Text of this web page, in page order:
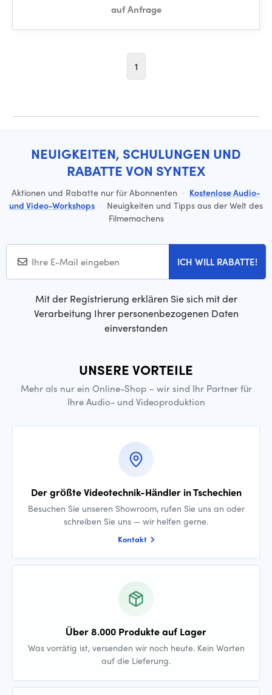
auf Anfrage
1
NEUIGKEITEN, SCHULUNGEN UND
RABATTE VON SYNTEX
Aktionen und Rabatte nur für Abonnenten · Kostenlose Audio-
und Video-Workshops · Neuigkeiten und Tipps aus der Welt des
Filmemachens
ICH WILL RABATTE!
Mit der Registrierung erklären Sie sich mit der
Verarbeitung Ihrer personenbezogenen Daten
einverstanden
UNSERE VORTEILE
Mehr als nur ein Online-Shop – wir sind Ihr Partner für
Ihre Audio- und Videoproduktion
Der größte Videotechnik-Händler in Tschechien
Besuchen Sie unseren Showroom, rufen Sie uns an oder
schreiben Sie uns — wir helfen gerne.
Kontakt
Über 8.000 Produkte auf Lager
Was vorrätig ist, versenden wir noch heute. Kein Warten
auf die Lieferung.